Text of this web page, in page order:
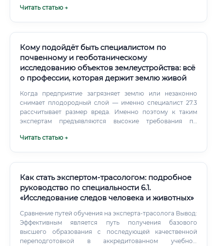
Читать статью →
Кому подойдёт быть специалистом по
почвенному и геоботаническому
исследованию объектов землеустройства: всё
о профессии, которая держит землю живой
Когда предприятие загрязняет землю или незаконно
снимает плодородный слой — именно специалист 27.3
рассчитывает размер вреда. Именно поэтому к таким
экспертам предъявляются высокие требования по
Читать статью →
Как стать экспертом-трасологом: подробное
руководство по специальности 6.1.
«Исследование следов человека и животных»
Сравнение путей обучения на эксперта-трасолога Вывод:
Эффективным является путь получения базового
высшего образования с последующей качественной
переподготовкой в аккредитованном учебном